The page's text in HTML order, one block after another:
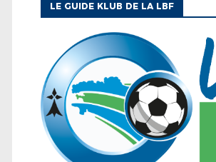
LE GUIDE KLUB DE LA LBF